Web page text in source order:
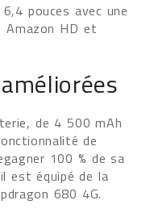
pouces avec une
HD et
de 4 500 mAh
de
100 % de sa
est équipé de la
680 4G.